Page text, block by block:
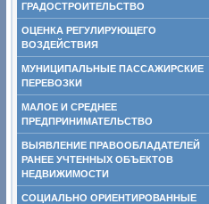
ГРАДОСТРОИТЕЛЬСТВО
ОЦЕНКА РЕГУЛИРУЮЩЕГО
ВОЗДЕЙСТВИЯ
МУНИЦИПАЛЬНЫЕ ПАССАЖИРСКИЕ
ПЕРЕВОЗКИ
МАЛОЕ И СРЕДНЕЕ
ПРЕДПРИНИМАТЕЛЬСТВО
ВЫЯВЛЕНИЕ ПРАВООБЛАДАТЕЛЕЙ
РАНЕЕ УЧТЕННЫХ ОБЪЕКТОВ
НЕДВИЖИМОСТИ
СОЦИАЛЬНО ОРИЕНТИРОВАННЫЕ